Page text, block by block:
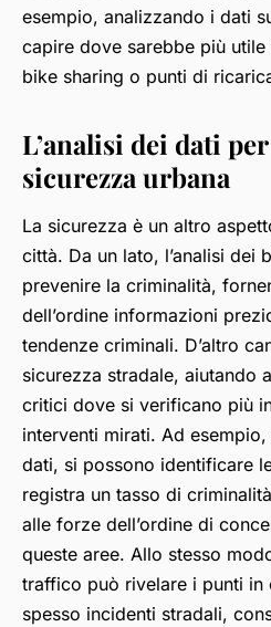
esempio, analizzando i dati
capire dove sarebbe più
bike sharing o punti di
L’analisi dei dati
sicurezza urbana
La sicurezza è un altro
città. Da un lato, l’analisi dei
prevenire la criminalità,
dell’ordine informazioni
tendenze criminali. D’altro
sicurezza stradale, aiutando
critici dove si verificano più
interventi mirati. Ad esempio,
dati, si possono identificare
registra un tasso di
alle forze dell’ordine di
queste aree. Allo stesso
traffico può rivelare i punti in
spesso incidenti stradali,